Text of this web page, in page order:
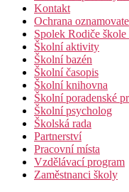
Kontakt
Ochrana
Spolek Rodiče škole
Školní aktivity
Školní bazén
Školní časopis
Školní knihovna
Školní poradenské
Školní psycholog
Školská rada
Partnerství
Pracovní místa
Vzdělávací program
Zaměstnanci školy